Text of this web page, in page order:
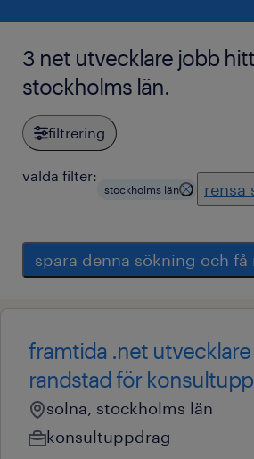
3 net utvecklare jobb
stockholms län.
filtrering
valda filter:
stockholms län rensa
spara denna sökning och få
framtida .net
randstad för
solna, stockholms län
konsultuppdrag